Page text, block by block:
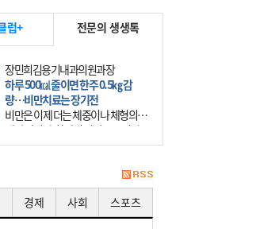
럽+ 전문의 생생톡
장민희김용기내과의원과장
하루 500㎉ 줄이면 한주 0.5㎏ 감
량…비만치료는 장기전
비만은 이제 더는 체중이나 체형의 문
제가 아니다. 하나의 질병으로 인지
하고 치료와 관리를 해야 한다. 세계
경제 사회 스포츠